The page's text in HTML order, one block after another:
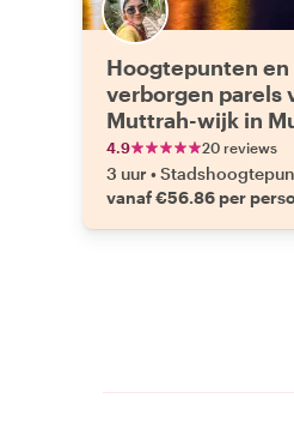
Hoogtepunten en
verborgen parels
Muttrah-wijk in
4.9 20 reviews
3 uur •
vanaf €56.86 per